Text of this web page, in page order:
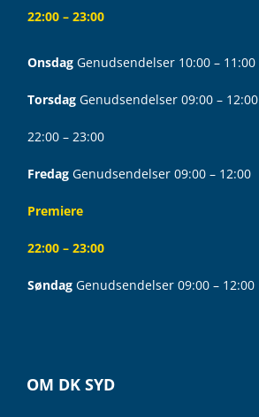
22:00 – 23:00
Onsdag Genudsendelser 10:00 – 11:00
Torsdag Genudsendelser 09:00 – 12:00
22:00 – 23:00
Fredag Genudsendelser 09:00 – 12:00
Premiere
22:00 – 23:00
Søndag Genudsendelser 09:00 – 12:00
OM DK SYD